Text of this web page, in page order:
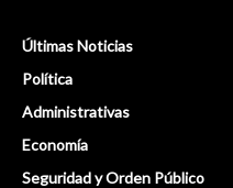
Últimas Noticias
Política
Administrativas
Economía
Seguridad y Orden Público